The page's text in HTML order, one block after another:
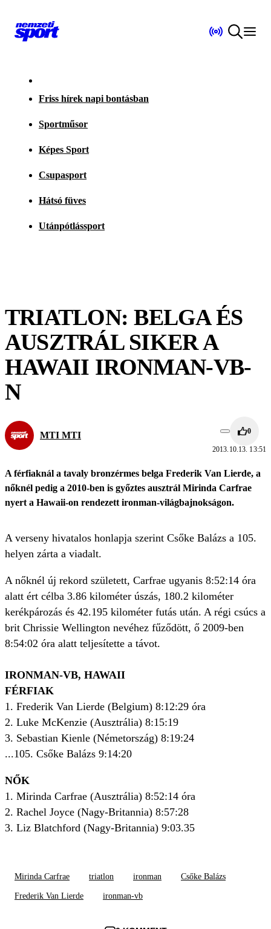
Friss hírek napi bontásban
Sportműsor
Képes Sport
Csupasport
Hátsó füves
Utánpótlássport
TRIATLON: BELGA ÉS
AUSZTRÁL SIKER A
HAWAII IRONMAN-VB-
N
MTI MTI 0
2013.10.13. 13:51
A férfiaknál a tavaly bronzérmes belga Frederik Van Lierde, a
nőknél pedig a 2010-ben is győztes ausztrál Mirinda Carfrae
nyert a Hawaii-on rendezett ironman-világbajnokságon.
A verseny hivatalos honlapja szerint Csőke Balázs a 105.
helyen zárta a viadalt.
A nőknél új rekord született, Carfrae ugyanis 8:52:14 óra
alatt ért célba 3.86 kilométer úszás, 180.2 kilométer
kerékpározás és 42.195 kilométer futás után. A régi csúcs a
brit Chrissie Wellington nevéhez fűződött, ő 2009-ben
8:54:02 óra alatt teljesítette a távot.
IRONMAN-VB, HAWAII
FÉRFIAK
1. Frederik Van Lierde (Belgium) 8:12:29 óra
2. Luke McKenzie (Ausztrália) 8:15:19
3. Sebastian Kienle (Németország) 8:19:24
...105. Csőke Balázs 9:14:20
NŐK
1. Mirinda Carfrae (Ausztrália) 8:52:14 óra
2. Rachel Joyce (Nagy-Britannia) 8:57:28
3. Liz Blatchford (Nagy-Britannia) 9:03.35
Mirinda Carfrae triatlon ironman Csőke Balázs
Frederik Van Lierde ironman-vb